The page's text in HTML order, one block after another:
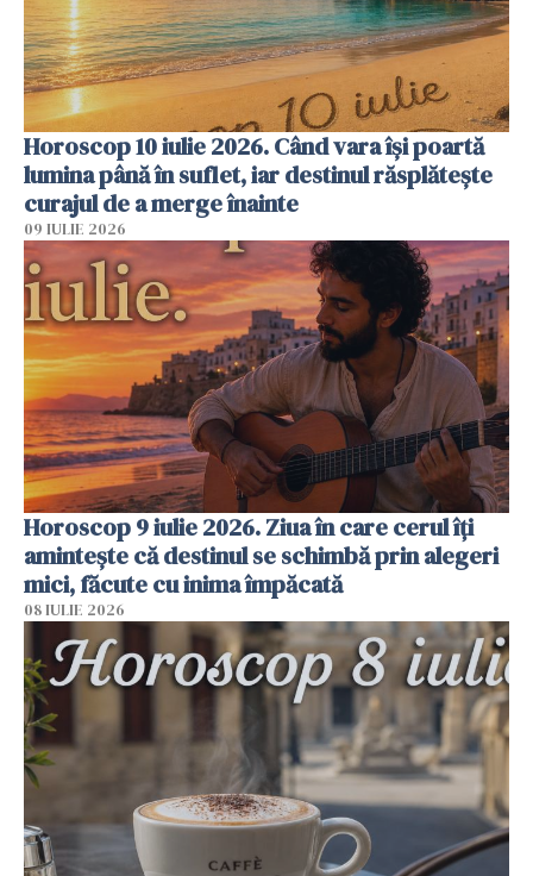
Horoscop 10 iulie 2026. Când vara își poartă
lumina până în suflet, iar destinul răsplătește
curajul de a merge înainte
09 IULIE 2026
Horoscop 9 iulie 2026. Ziua în care cerul îți
amintește că destinul se schimbă prin alegeri
mici, făcute cu inima împăcată
08 IULIE 2026